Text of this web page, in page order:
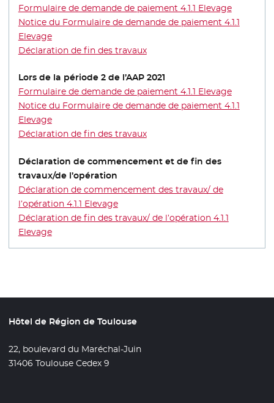
Formulaire de demande de paiement 4.1.1 Elevage
Notice du Formulaire de demande de paiement 4.1.1
Elevage- Nouvelle fenêtre
Déclaration de fin des travaux
Lors de la période 2 de l’AAP 2021
Formulaire de demande de paiement 4.1.1 Elevage
Notice du Formulaire de demande de paiement 4.1.1
Elevage- Nouvelle fenêtre
Déclaration de fin des travaux
Déclaration de commencement et de fin des
travaux/de l’opération
Déclaration de commencement des travaux/ de
l’opération 4.1.1 Elevage
Déclaration de fin des travaux/ de l’opération 4.1.1
Elevage
Hôtel de Région de Toulouse
22, boulevard du Maréchal-Juin
31406 Toulouse Cedex 9